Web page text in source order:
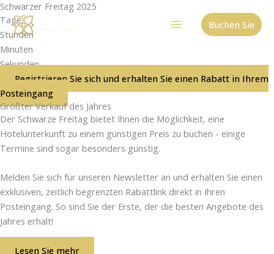
Zum
Inhalt
springen
Buchen Sie
Schwarzer Freitag 2025
Tage
Stunden
Minuten
Sekunden
Registrieren Sie sich und erhalten Sie einen Rabatt in Ihrem
Posteingang
Größter Verkauf des Jahres
Der Schwarze Freitag bietet Ihnen die Möglichkeit, eine
Hotelunterkunft zu einem günstigen Preis zu buchen - einige
Termine sind sogar besonders günstig.
Melden Sie sich für unseren Newsletter an und erhalten Sie einen
exklusiven, zeitlich begrenzten Rabattlink direkt in Ihren
Posteingang. So sind Sie der Erste, der die besten Angebote des
Jahres erhält!
Lesen Sie mehr